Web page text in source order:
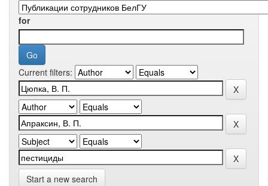
for
Current filters:
Start a new search